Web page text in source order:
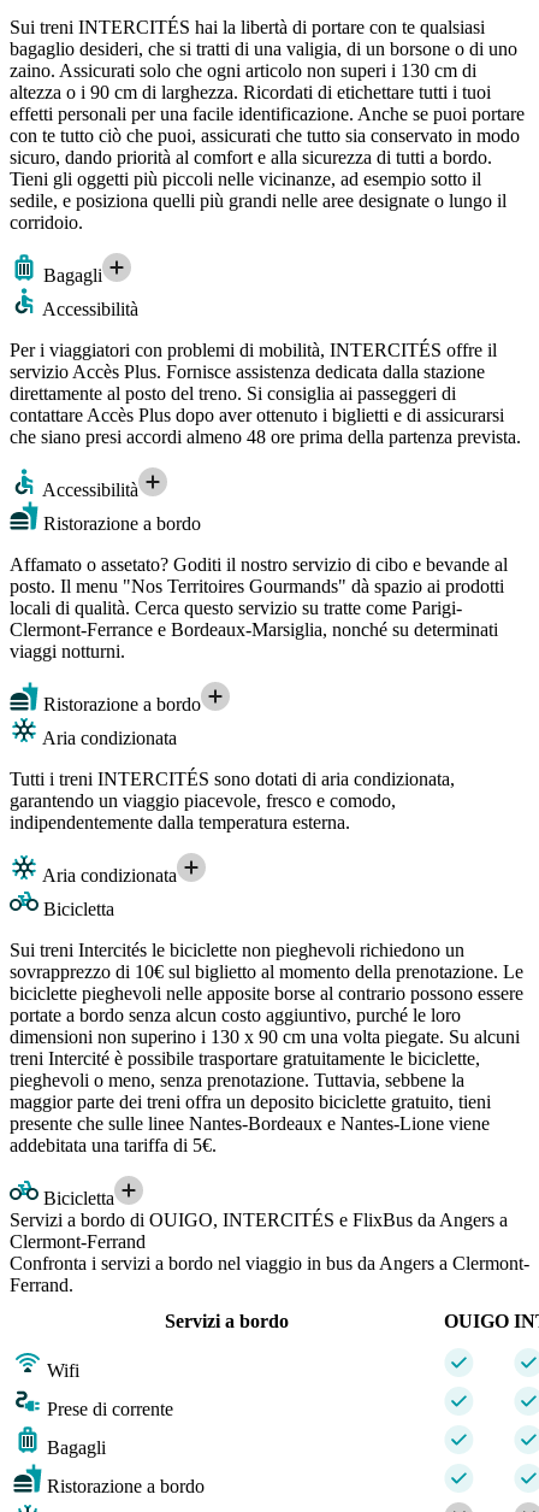
Sui treni INTERCITÉS hai la libertà di portare con te qualsiasi
bagaglio desideri, che si tratti di una valigia, di un borsone o di uno
zaino. Assicurati solo che ogni articolo non superi i 130 cm di
altezza o i 90 cm di larghezza. Ricordati di etichettare tutti i tuoi
effetti personali per una facile identificazione. Anche se puoi portare
con te tutto ciò che puoi, assicurati che tutto sia conservato in modo
sicuro, dando priorità al comfort e alla sicurezza di tutti a bordo.
Tieni gli oggetti più piccoli nelle vicinanze, ad esempio sotto il
sedile, e posiziona quelli più grandi nelle aree designate o lungo il
corridoio.
Bagagli
Accessibilità
Per i viaggiatori con problemi di mobilità, INTERCITÉS offre il
servizio Accès Plus. Fornisce assistenza dedicata dalla stazione
direttamente al posto del treno. Si consiglia ai passeggeri di
contattare Accès Plus dopo aver ottenuto i biglietti e di assicurarsi
che siano presi accordi almeno 48 ore prima della partenza prevista.
Accessibilità
Ristorazione a bordo
Affamato o assetato? Goditi il nostro servizio di cibo e bevande al
posto. Il menu "Nos Territoires Gourmands" dà spazio ai prodotti
locali di qualità. Cerca questo servizio su tratte come Parigi-
Clermont-Ferrance e Bordeaux-Marsiglia, nonché su determinati
viaggi notturni.
Ristorazione a bordo
Aria condizionata
Tutti i treni INTERCITÉS sono dotati di aria condizionata,
garantendo un viaggio piacevole, fresco e comodo,
indipendentemente dalla temperatura esterna.
Aria condizionata
Bicicletta
Sui treni Intercités le biciclette non pieghevoli richiedono un
sovrapprezzo di 10€ sul biglietto al momento della prenotazione. Le
biciclette pieghevoli nelle apposite borse al contrario possono essere
portate a bordo senza alcun costo aggiuntivo, purché le loro
dimensioni non superino i 130 x 90 cm una volta piegate. Su alcuni
treni Intercité è possibile trasportare gratuitamente le biciclette,
pieghevoli o meno, senza prenotazione. Tuttavia, sebbene la
maggior parte dei treni offra un deposito biciclette gratuito, tieni
presente che sulle linee Nantes-Bordeaux e Nantes-Lione viene
addebitata una tariffa di 5€.
Bicicletta
Servizi a bordo di OUIGO, INTERCITÉS e FlixBus da Angers a
Clermont-Ferrand
Confronta i servizi a bordo nel viaggio in bus da Angers a Clermont-
Ferrand.
Servizi a bordo
OUIGO
Wifi
Prese di corrente
Bagagli
Ristorazione a bordo